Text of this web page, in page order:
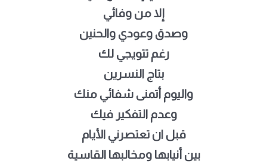
إلا من وفائي
وصدق وعودي والحنين
رغم تتويجي لك
بتاج النسرين
واليوم أتمنى شفائي منك
وعدم التفكير فيك
قبل ان تعتصرني الأيام
بين أنيابها ومخالبها القاسية